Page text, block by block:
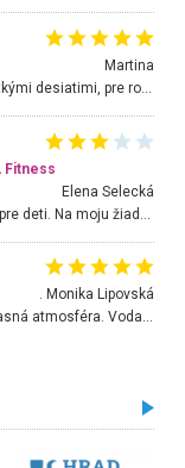
Martina
Nádherné miesto ktoré odporúčam navštíviť všetkými desiatimi, pre rodiny s deťmi, dôchodcom... Proste a jednoducho ozaj rozprávkový les.. určite ešte prídeme. Odniesli sme si na pamiatku krásne tričká,
Fitness
Elena Selecká
. Monika Lipovská
Úžasné prostredie, napriek tomu, že je malé. Úžasná atmosféra. Voda fantastická a nádherná. Ľudí je pomerne veľa, ale su mili a ohľaduplní. Je veľmi zaujímavé sledovať, ako dokážu spolu športovať cudzí ľudia a bez ohľadu na vek. Vládne tu pohoda. Vnuka neviem dostať z vody. Ďakujem za krásny deň . Urcite sa sem vrátim. Jediný problém je s parkovaním, ale aj ten sa mi podarilo vyriešiť. Monika Bratislava